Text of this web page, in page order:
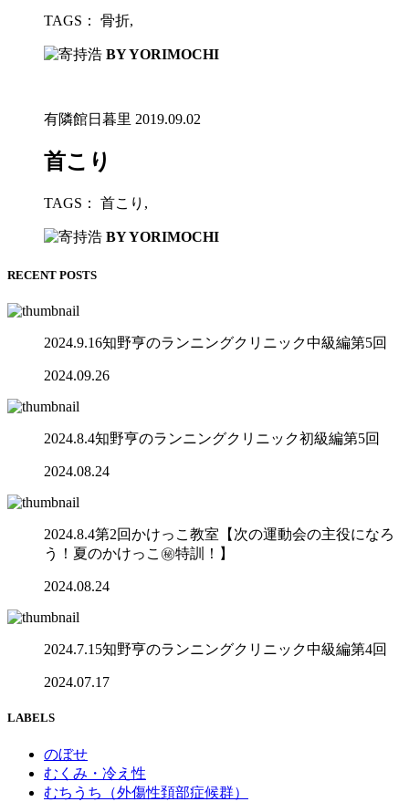
TAGS： 骨折,
BY YORIMOCHI
有隣館日暮里 2019.09.02
首こり
TAGS： 首こり ,
BY YORIMOCHI
RECENT POSTS
2024.9.16知野亨のランニングクリニック中級編第5回
2024.09.26
2024.8.4知野亨のランニングクリニック初級編第5回
2024.08.24
2024.8.4第2回かけっこ教室【次の運動会の主役になろ
う！夏のかけっこ㊙️特訓！】
2024.08.24
2024.7.15知野亨のランニングクリニック中級編第4回
2024.07.17
LABELS
のぼせ
むくみ・冷え性
むちうち（外傷性頚部症候群）